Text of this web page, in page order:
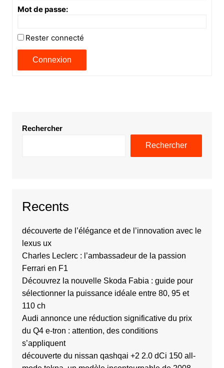
Mot de passe:
Rester connecté
Connexion
Rechercher
Rechercher
Recents
découverte de l’élégance et de l’innovation avec le
lexus ux
Charles Leclerc : l’ambassadeur de la passion
Ferrari en F1
Découvrez la nouvelle Skoda Fabia : guide pour
sélectionner la puissance idéale entre 80, 95 et
110 ch
Audi annonce une réduction significative du prix
du Q4 e-tron : attention, des conditions
s’appliquent
découverte du nissan qashqai +2 2.0 dCi 150 all-